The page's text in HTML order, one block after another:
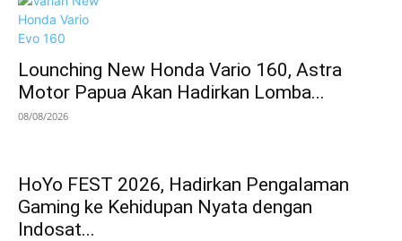
Lounching New Honda Vario 160, Astra
Motor Papua Akan Hadirkan Lomba...
08/08/2026
HoYo FEST 2026, Hadirkan Pengalaman
Gaming ke Kehidupan Nyata dengan
Indosat...